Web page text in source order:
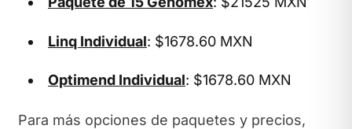
Linq Individual: $1678.60 MXN
Optimend Individual: $1678.60 MXN
Para más opciones de paquetes y precios,